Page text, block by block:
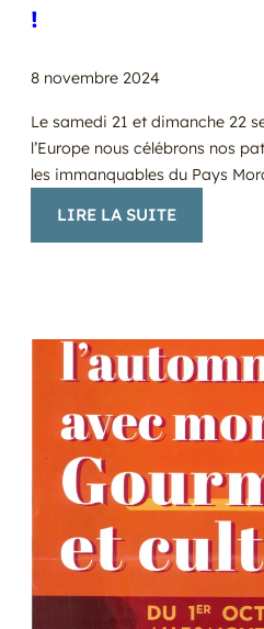
!
8 novembre 2024
Le samedi 21 et dimanche 22
l’Europe nous célébrons nos
les immanquables du Pays
LIRE LA SUITE:
GRUES
–
4
RENDEZ-
VOUS
À
MAISON
SITE